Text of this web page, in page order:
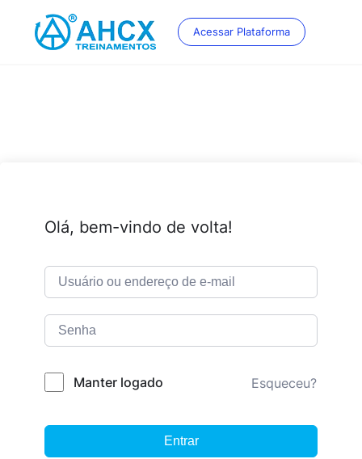
content
Acessar Plataforma
Olá, bem-vindo de volta!
Manter logado Esqueceu?
Entrar